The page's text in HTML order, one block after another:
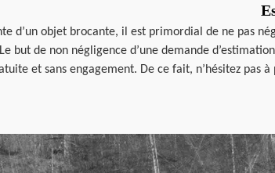
d’un objet brocante, il est primordial de ne pas
but de non négligence d’une demande
et sans engagement. De ce fait, n’hésitez